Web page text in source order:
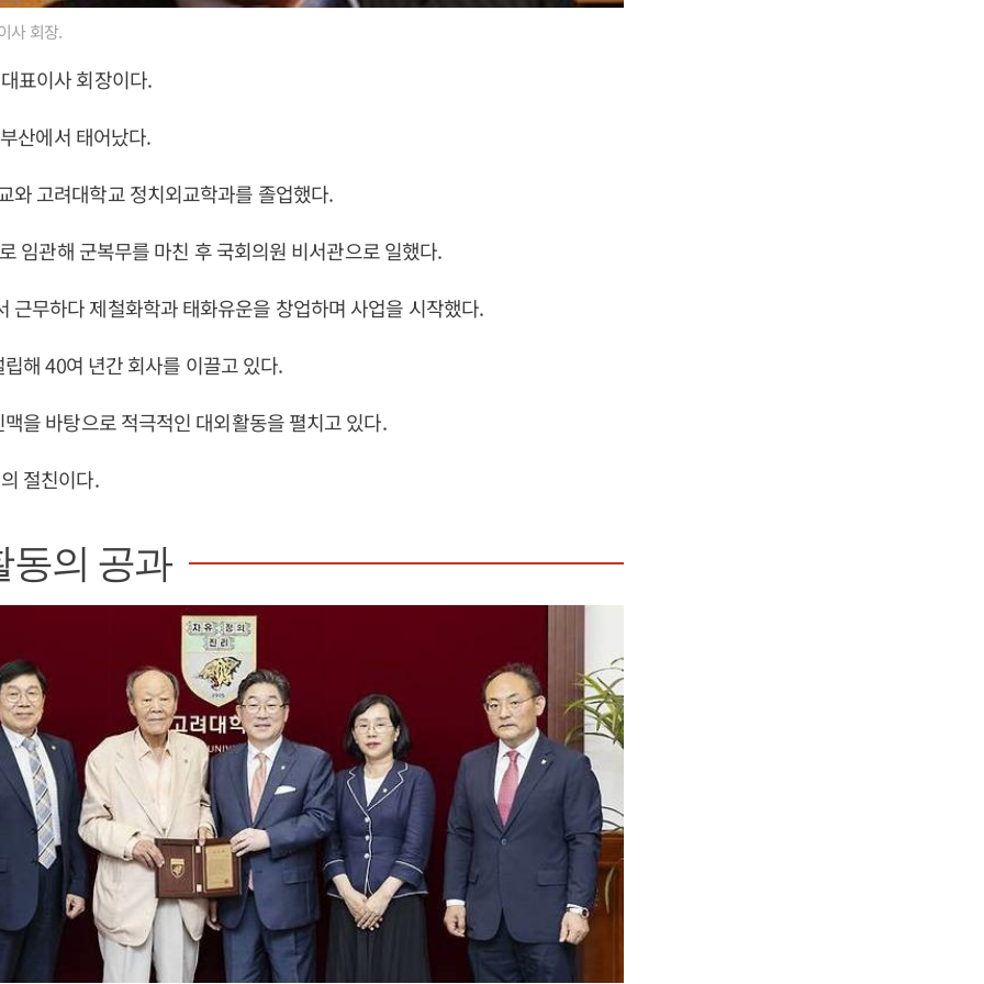
사 회장.
표이사 회장이다.
산에서 태어났다.
와 고려대학교 정치외교학과를 졸업했다.
임관해 군복무를 마친 후 국회의원 비서관으로 일했다.
근무하다 제철화학과 태화유운을 창업하며 사업을 시작했다.
해 40여 년간 회사를 이끌고 있다.
맥을 바탕으로 적극적인 대외활동을 펼치고 있다.
절친이다.
동의 공과